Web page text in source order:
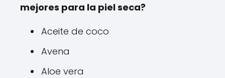
mejores para la piel seca?
Aceite de coco
Avena
Aloe vera